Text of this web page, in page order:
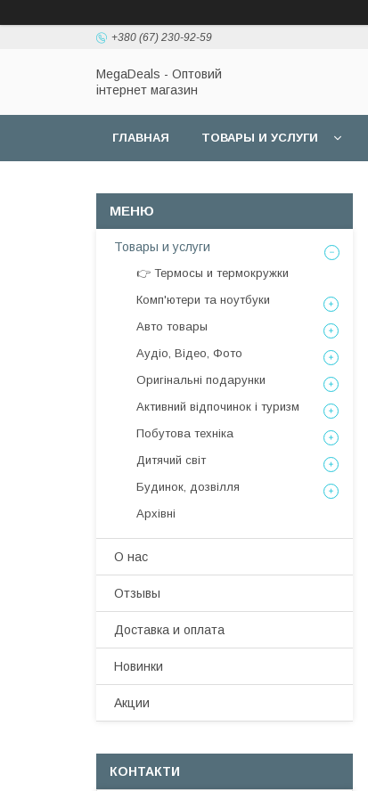
+380 (67) 230-92-59
MegaDeals - Оптовий
інтернет магазин
ГЛАВНАЯ ТОВАРЫ И УСЛУГИ
Товары и услуги
👉 Термосы и термокружки
Комп'ютери та ноутбуки
Авто товары
Аудіо, Відео, Фото
Оригінальні подарунки
Активний відпочинок і туризм
Побутова техніка
Дитячий світ
Будинок, дозвілля
Архівні
О нас
Отзывы
Доставка и оплата
Новинки
Акции
КОНТАКТИ